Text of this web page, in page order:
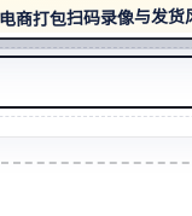
Light
打包扫码录像与发货
PackingProof/
是一款开源的
录像、快递助手联动播
截、单号检索与局域
先的灵感画布：
cys-stift/